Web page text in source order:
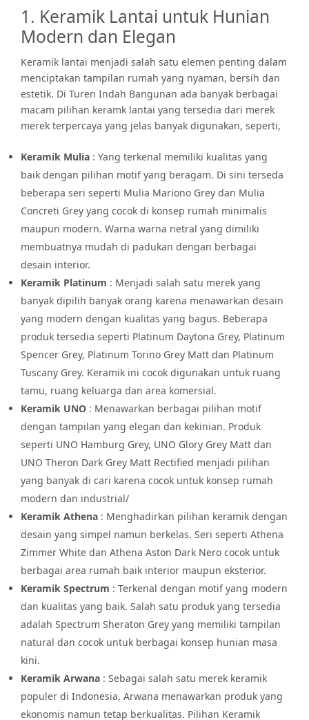
1. Keramik Lantai untuk Hunian
Modern dan Elegan
Keramik lantai menjadi salah satu elemen penting dalam
menciptakan tampilan rumah yang nyaman, bersih dan
estetik. Di Turen Indah Bangunan ada banyak berbagai
macam pilihan keramk lantai yang tersedia dari merek
merek terpercaya yang jelas banyak digunakan, seperti,
Keramik Mulia : Yang terkenal memiliki kualitas yang
baik dengan pilihan motif yang beragam. Di sini terseda
beberapa seri seperti Mulia Mariono Grey dan Mulia
Concreti Grey yang cocok di konsep rumah minimalis
maupun modern. Warna warna netral yang dimiliki
membuatnya mudah di padukan dengan berbagai
desain interior.
Keramik Platinum : Menjadi salah satu merek yang
banyak dipilih banyak orang karena menawarkan desain
yang modern dengan kualitas yang bagus. Beberapa
produk tersedia seperti Platinum Daytona Grey, Platinum
Spencer Grey, Platinum Torino Grey Matt dan Platinum
Tuscany Grey. Keramik ini cocok digunakan untuk ruang
tamu, ruang keluarga dan area komersial.
Keramik UNO : Menawarkan berbagai pilihan motif
dengan tampilan yang elegan dan kekinian. Produk
seperti UNO Hamburg Grey, UNO Glory Grey Matt dan
UNO Theron Dark Grey Matt Rectified menjadi pilihan
yang banyak di cari karena cocok untuk konsep rumah
modern dan industrial/
Keramik Athena : Menghadirkan pilihan keramik dengan
desain yang simpel namun berkelas. Seri seperti Athena
Zimmer White dan Athena Aston Dark Nero cocok untuk
berbagai area rumah baik interior maupun eksterior.
Keramik Spectrum : Terkenal dengan motif yang modern
dan kualitas yang baik. Salah satu produk yang tersedia
adalah Spectrum Sheraton Grey yang memiliki tampilan
natural dan cocok untuk berbagai konsep hunian masa
kini.
Keramik Arwana : Sebagai salah satu merek keramik
populer di Indonesia, Arwana menawarkan produk yang
ekonomis namun tetap berkualitas. Pilihan Keramik